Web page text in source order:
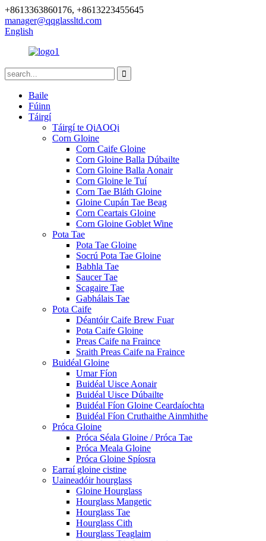
+8613363860176, +8613223455645
manager@qqglassltd.com
English
Baile
Fúinn
Táirgí
Táirgí te QiAOQi
Corn Gloine
Corn Caife Gloine
Corn Gloine Balla Dúbailte
Corn Gloine Balla Aonair
Corn Gloine le Tuí
Corn Tae Bláth Gloine
Gloine Cupán Tae Beag
Corn Ceartais Gloine
Corn Gloine Goblet Wine
Pota Tae
Pota Tae Gloine
Socrú Pota Tae Gloine
Babhla Tae
Saucer Tae
Scagaire Tae
Gabhálais Tae
Pota Caife
Déantóir Caife Brew Fuar
Pota Caife Gloine
Preas Caife na Fraince
Sraith Preas Caife na Fraince
Buidéal Gloine
Umar Fíon
Buidéal Uisce Aonair
Buidéal Uisce Dúbailte
Buidéal Fíon Gloine Ceardaíochta
Buidéal Fíon Cruthaithe Ainmhithe
Próca Gloine
Próca Séala Gloine / Próca Tae
Próca Meala Gloine
Próca Gloine Spíosra
Earraí gloine cistine
Uaineadóir hourglass
Gloine Hourglass
Hourglass Mangetic
Hourglass Tae
Hourglass Cith
Hourglass Teaglaim